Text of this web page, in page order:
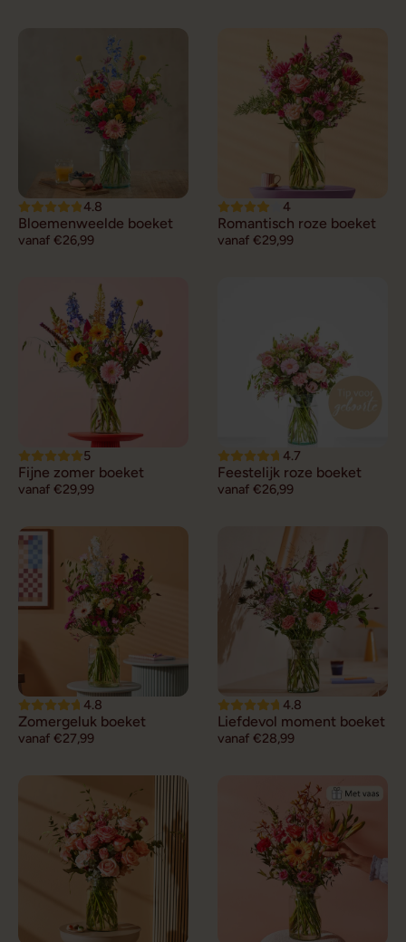
4.8
Bloemenweelde boeket
vanaf €26,99
4
Romantisch roze boeket
vanaf €29,99
5
Fijne zomer boeket
vanaf €29,99
4.7
Feestelijk roze boeket
vanaf €26,99
4.8
Zomergeluk boeket
vanaf €27,99
4.8
Liefdevol moment boeket
vanaf €28,99